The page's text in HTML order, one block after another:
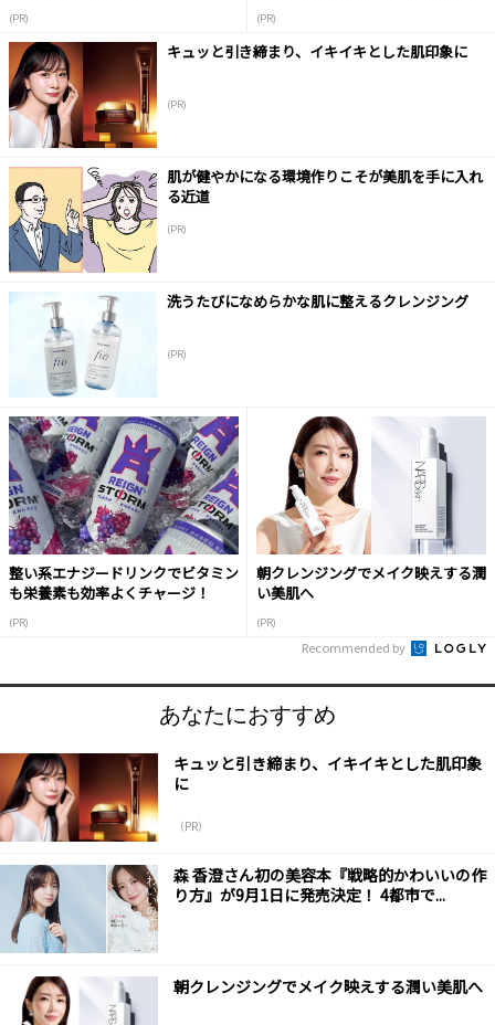
(PR) (PR)
キュッと引き締まり、イキイキとした肌印象に
(PR)
肌が健やかになる環境作りこそが美肌を手に入れ
る近道
(PR)
洗うたびになめらかな肌に整えるクレンジング
(PR)
整い系エナジードリンクでビタミン
も栄養素も効率よくチャージ！
(PR)
朝クレンジングでメイク映えする潤
い美肌へ
(PR)
Recommended by
あなたにおすすめ
キュッと引き締まり、イキイキとした肌印象
に
（PR）
森 香澄さん初の美容本『戦略的かわいいの作
り方』が9月1日に発売決定！ 4都市で...
朝クレンジングでメイク映えする潤い美肌へ